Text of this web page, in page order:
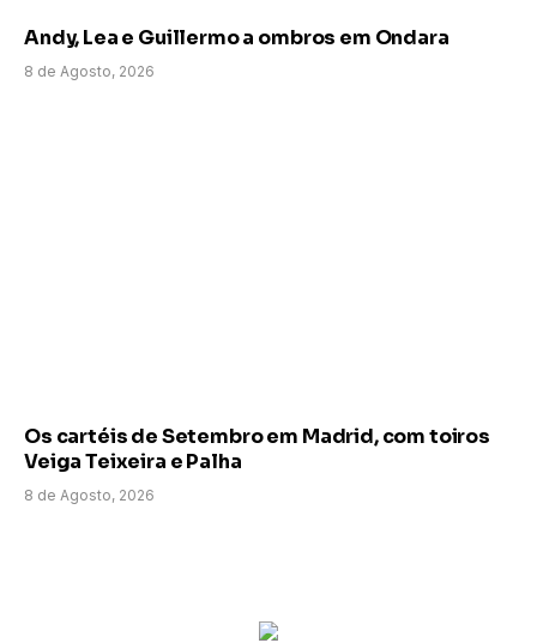
Andy, Lea e Guillermo a ombros em Ondara
8 de Agosto, 2026
Os cartéis de Setembro em Madrid, com toiros
Veiga Teixeira e Palha
8 de Agosto, 2026